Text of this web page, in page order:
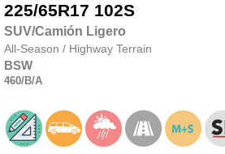
225/65R17 102S
SUV/Camión Ligero
All-Season / Highway Terrain
BSW
460/B/A